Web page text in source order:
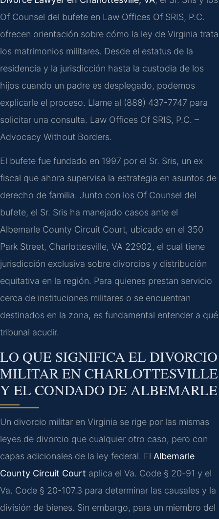
Of Counsel del bufete en Law Offices Of SRIS, P.C.
ofrecen orientación sobre cómo la ley de Virginia trata
los matrimonios militares. Desde el estatus de la
residencia y la jurisdicción hasta la custodia de los
hijos cuando un padre es desplegado, podemos
explicarle el proceso. Llame al (888) 437-7747 para
solicitar una consulta. Law Offices Of SRIS, P.C. –
Advocacy Without Borders.
El bufete fue fundado en 1997 por el Sr. Sris, un ex
fiscal que ahora supervisa la estrategia en asuntos de
derecho de familia. Junto con los Of Counsel del
bufete, el Sr. Sris ha manejado casos ante el
Albemarle County Circuit Court, ubicado en el 350
Park Street, Charlottesville, VA 22902, el cual tiene
jurisdicción exclusiva sobre divorcios y distribución
equitativa en la región. Para quienes prestan servicio
cerca de instituciones militares o se encuentran
destinados en la zona, es fundamental entender a qué
tribunal acudir.
LO QUE SIGNIFICA EL DIVORCIO
MILITAR EN CHARLOTTESVILLE
Y EL CONDADO DE ALBEMARLE
Un divorcio militar en Virginia se rige por las mismas
leyes de divorcio que cualquier otro caso, pero con
capas adicionales de la ley federal. El Albemarle
County Circuit Court aplica el Va. Code § 20-91 y el
Va. Code § 20-107.3 para determinar las causales y la
división de bienes. Sin embargo, para un miembro del